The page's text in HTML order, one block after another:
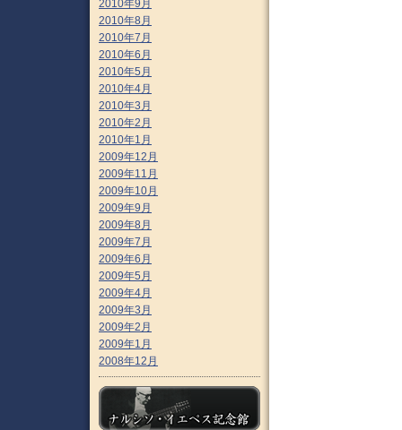
2010年9月
2010年8月
2010年7月
2010年6月
2010年5月
2010年4月
2010年3月
2010年2月
2010年1月
2009年12月
2009年11月
2009年10月
2009年9月
2009年8月
2009年7月
2009年6月
2009年5月
2009年4月
2009年3月
2009年2月
2009年1月
2008年12月